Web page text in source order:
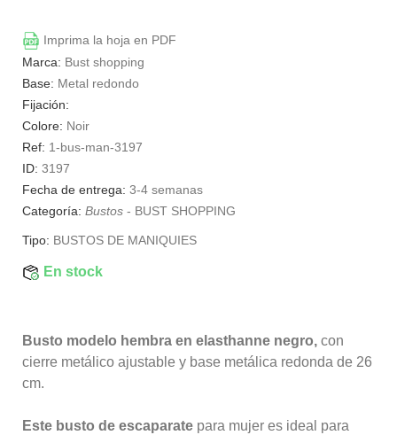
Imprima la hoja en PDF
Marca: Bust shopping
Base: Metal redondo
Fijación:
Colore: Noir
Ref: 1-bus-man-3197
ID: 3197
Fecha de entrega: 3-4 semanas
Categoría: Bustos - BUST SHOPPING
Tipo: BUSTOS DE MANIQUIES
En stock
Busto modelo hembra en elasthanne negro, con
cierre metálico ajustable y base metálica redonda de 26
cm.
Este busto de escaparate para mujer es ideal para